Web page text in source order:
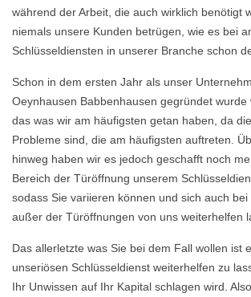
während der Arbeit, die auch wirklich benötigt
niemals unsere Kunden betrügen, wie es bei
Schlüsseldiensten in unserer Branche schon
Schon in dem ersten Jahr als unser
Oeynhausen Babbenhausen gegründet
das was wir am häufigsten getan haben, da
Probleme sind, die am häufigsten auftreten.
hinweg haben wir es jedoch geschafft noch
Bereich der Türöffnung unserem
sodass Sie variieren können und sich auch
außer der Türöffnungen von uns weiterhelfen
Das allerletzte was Sie bei dem Fall wollen ist
unseriösen Schlüsseldienst weiterhelfen zu
Ihr Unwissen auf Ihr Kapital schlagen wird.